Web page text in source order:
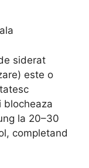
siderat
este o
blocheaza
la 20–30
completand